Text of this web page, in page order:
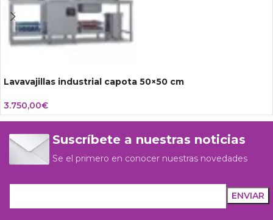
Lavavajillas industrial capota 50×50 cm
3.750,00€
Suscríbete a nuestras noticias
Se el primero en conocer nuestras novedades